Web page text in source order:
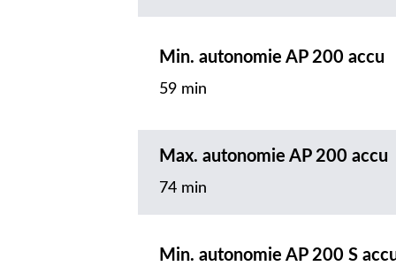
Min. autonomie AP 200 accu
59 min
Max. autonomie AP 200 accu
74 min
Min. autonomie AP 200 S